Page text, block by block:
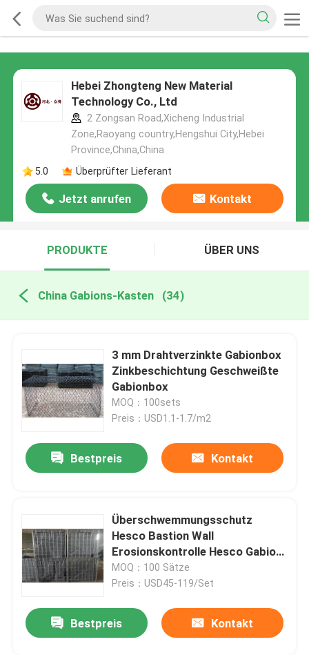
Hebei Zhongteng New Material
Technology Co., Ltd
2 Zongsan Road,Xicheng Industrial
Zone,Raoyang country,Hengshui City,Hebei
Province,China,China
5.0
Überprüfter Lieferant
Jetzt anrufen Kontakt
PRODUKTE ÜBER UNS
China Gabions-Kasten (34)
3 mm Drahtverzinkte Gabionbox
Zinkbeschichtung Geschweißte
Gabionbox
MOQ：100sets
Preis：USD1.1-1.7/m2
Bestpreis Kontakt
Überschwemmungsschutz
Hesco Bastion Wall
Erosionskontrolle Hesco Gabion
Körbe
MOQ：100 Sätze
Preis：USD45-119/Set
Bestpreis Kontakt